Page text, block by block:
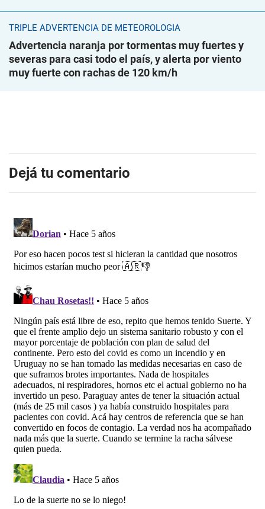
TRIPLE ADVERTENCIA DE METEOROLOGÍA
Advertencia naranja por tormentas muy fuertes y
severas para casi todo el país, y alerta por viento
muy fuerte con rachas de 120 km/h
Dejá tu comentario